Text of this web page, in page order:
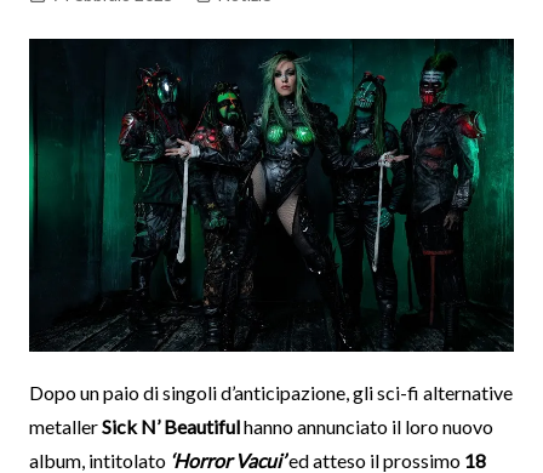
Dopo un paio di singoli d’anticipazione, gli sci-fi alternative
metallerSick N’ Beautifulhanno annunciato il loro nuovo
album, intitolato ‘Horror Vacui’ed atteso il prossimo 18